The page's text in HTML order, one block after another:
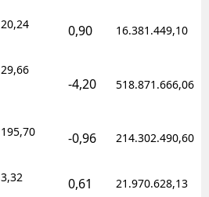
20,24 0,90 16.381.449,10
29,66
-4,20 518.871.666,06
195,70 -0,96 214.302.490,60
3,32 0,61 21.970.628,13